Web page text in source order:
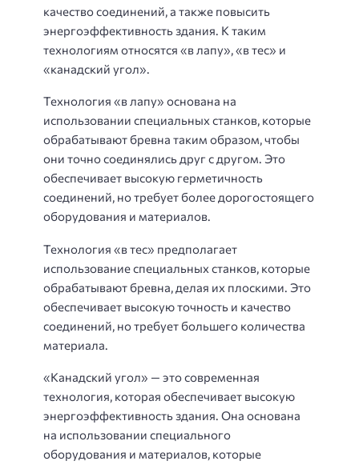
качество соединений, а также повысить
энергоэффективность здания. К таким
технологиям относятся «в лапу», «в тес» и
«канадский угол».
Технология «в лапу» основана на
использовании специальных станков, которые
обрабатывают бревна таким образом, чтобы
они точно соединялись друг с другом. Это
обеспечивает высокую герметичность
соединений, но требует более дорогостоящего
оборудования и материалов.
Технология «в тес» предполагает
использование специальных станков, которые
обрабатывают бревна, делая их плоскими. Это
обеспечивает высокую точность и качество
соединений, но требует большего количества
материала.
«Канадский угол» — это современная
технология, которая обеспечивает высокую
энергоэффективность здания. Она основана
на использовании специального
оборудования и материалов, которые